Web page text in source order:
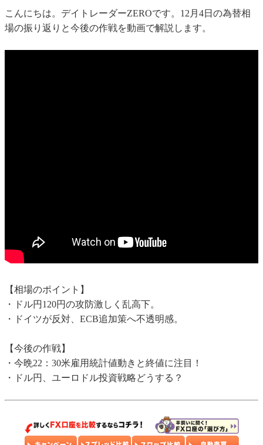
こんにちは。デイトレーダーZEROです。12月4日の為替相
場の振り返りと今後の作戦を動画で解説します。
【相場のポイント】
・ドル円120円の攻防激しく乱高下。
・ドイツが反対、ECB追加策へ不透明感。
【今後の作戦】
・今晩22：30米雇用統計値動きと終値に注目！
・ドル円、ユーロドル投資戦略どうする？